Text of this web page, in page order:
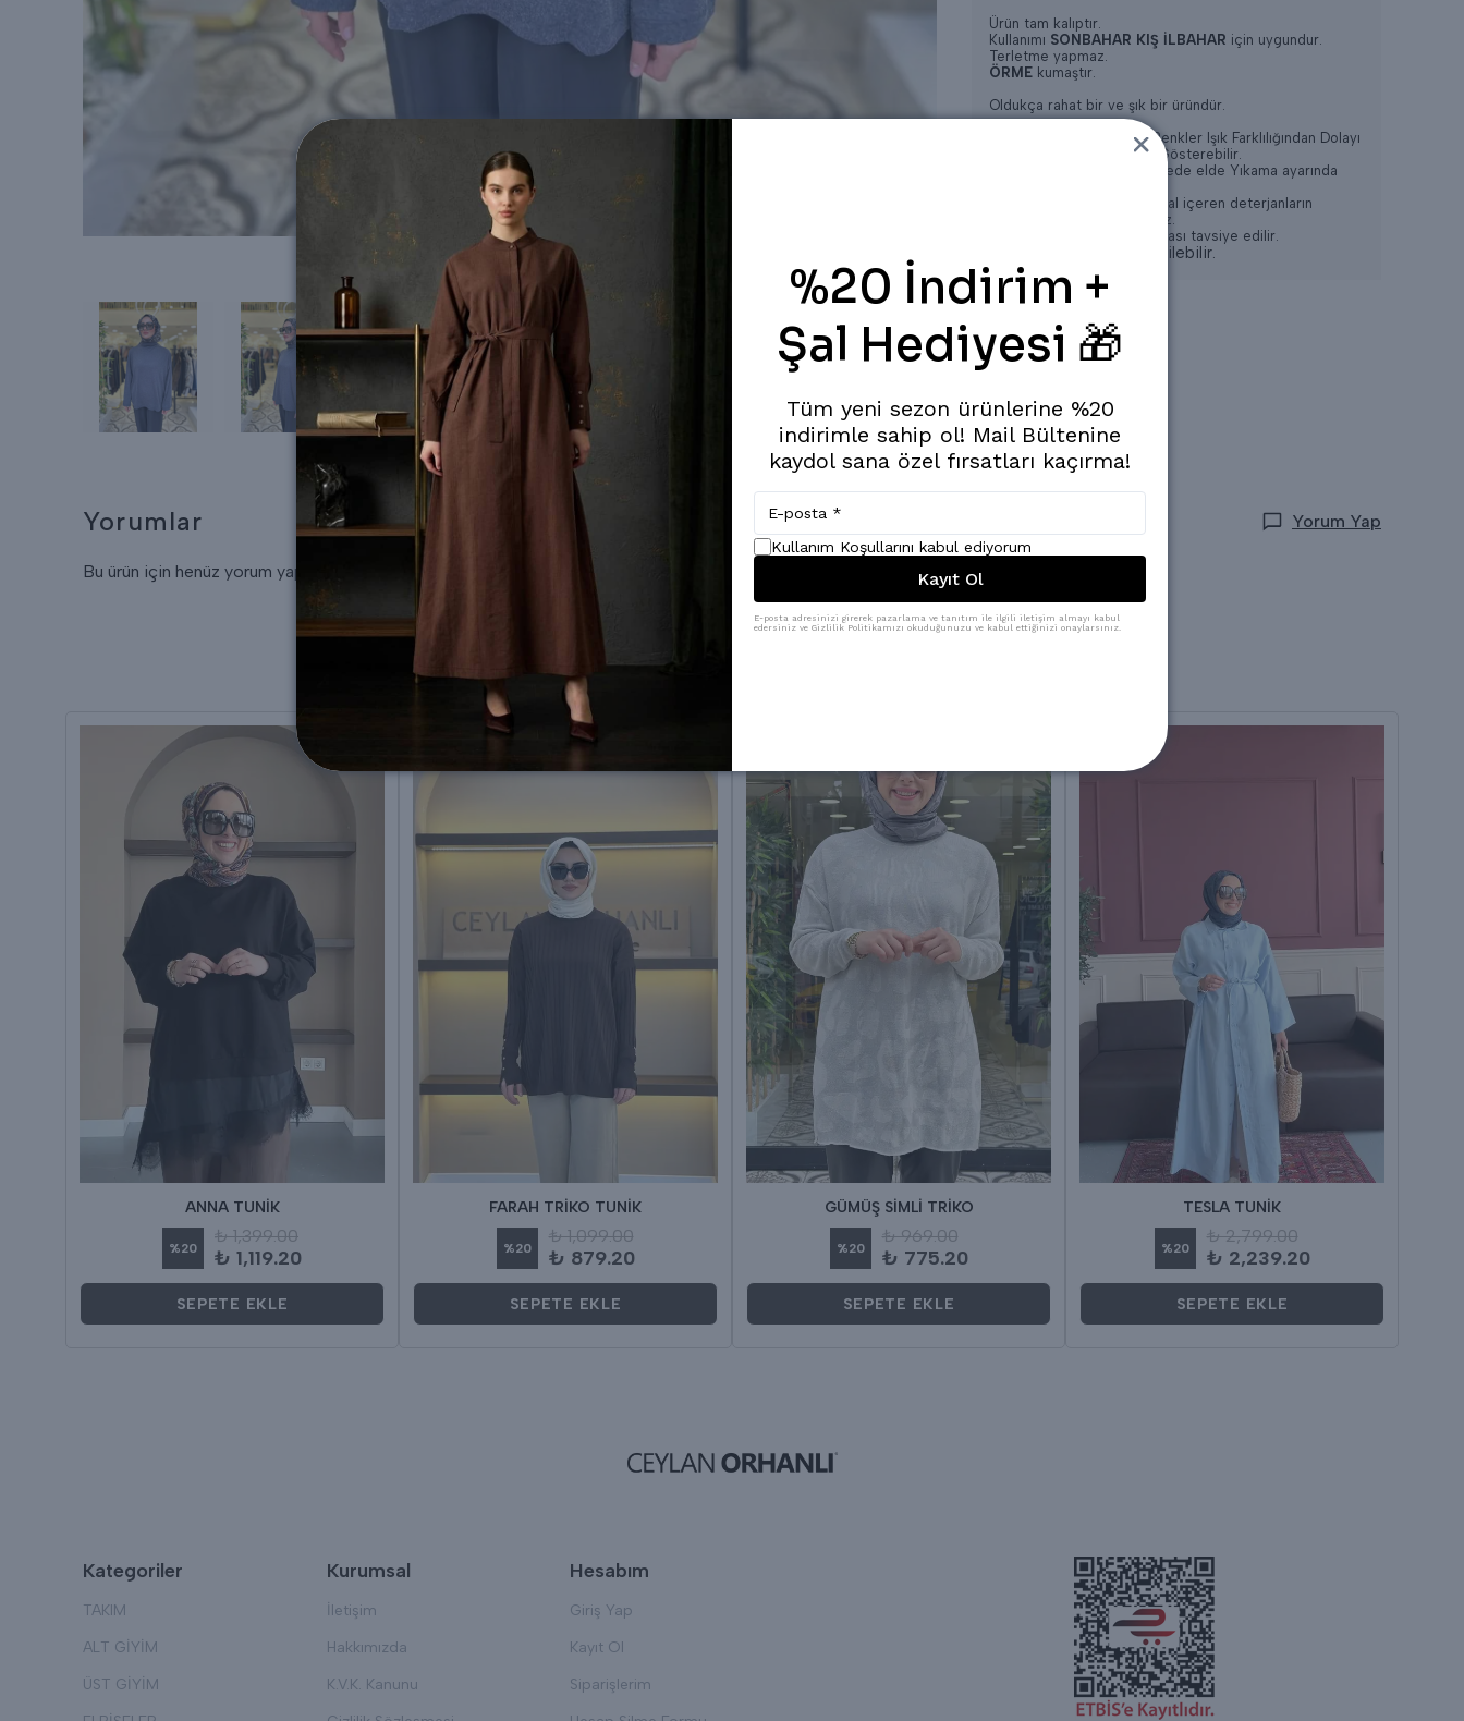
Ürün tam kalıptır.
Kullanımı SONBAHAR KIŞ İLBAHAR için uygundur.
Terletme yapmaz.
ÖRME kumaştır.
Oldukça rahat bir ve şık bir üründür.
* Konsept Çekimlerinde Renkler Işık Farklılığından Dolayı
Bazı Ürünlerde Değişiklik Gösterebilir.
* Yıkama: Ilık 30-35 Derecede elde Yıkama ayarında
* Ağartıcı ve yoğun kimyasal içeren deterjanların
kullanılması tavsiye edilmez.
* Gölge de kurutma yapılması tavsiye edilir.
* Kuru Temizlemeye verilebilir.
Yorumlar Yorum Yap
Bu ürün için henüz yorum yapılmamış.
ANNA TUNİK
%20
₺ 1,399.00
₺ 1,119.20
SEPETE EKLE
FARAH TRİKO TUNİK
%20
₺ 1,099.00
₺ 879.20
SEPETE EKLE
GÜMÜŞ SİMLİ TRİKO
%20
₺ 969.00
₺ 775.20
SEPETE EKLE
TESLA TUNİK
%20
₺ 2,799.00
₺ 2,239.20
SEPETE EKLE
Kategoriler
TAKIM
ALT GİYİM
ÜST GİYİM
Kurumsal
İletişim
Hakkımızda
K.V.K. Kanunu
Hesabım
Giriş Yap
Kayıt Ol
Siparişlerim
%20 İndirim +
Şal Hediyesi 🎁
Tüm yeni sezon ürünlerine %20
indirimle sahip ol! Mail Bültenine
kaydol sana özel fırsatları kaçırma!
Kullanım Koşullarını kabul ediyorum
Kayıt Ol
E-posta adresinizi girerek pazarlama ve tanıtım ile ilgili iletişim almayı kabul
edersiniz ve Gizlilik Politikamızı okuduğunuzu ve kabul ettiğinizi onaylarsınız.